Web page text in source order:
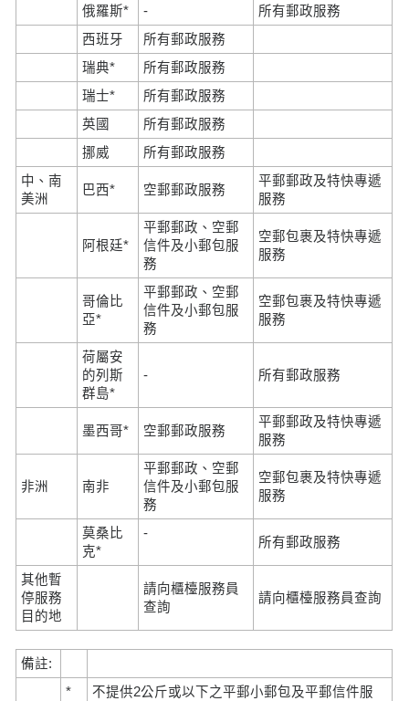
俄羅斯* -
所有郵政服務
西班牙
所有郵政服務
瑞典*
所有郵政服務
瑞士*
所有郵政服務
英國
所有郵政服務
挪威
所有郵政服務
中、南
美洲
巴西* 空郵郵政服務
平郵郵政及特快專遞
服務
阿根廷*
平郵郵政、空郵
信件及小郵包服
務
空郵包裹及特快專遞
服務
哥倫比
亞*
平郵郵政、空郵
信件及小郵包服
務
空郵包裹及特快專遞
服務
荷屬安
的列斯
群島*
- 所有郵政服務
墨西哥* 空郵郵政服務
平郵郵政及特快專遞
服務
非洲 南非
平郵郵政、空郵
信件及小郵包服
務
空郵包裹及特快專遞
服務
莫桑比
克*
-
所有郵政服務
其他暫
停服務
目的地
請向櫃檯服務員
查詢
請向櫃檯服務員查詢
備註:
*
不提供2公斤或以下之平郵小郵包及平郵信件服